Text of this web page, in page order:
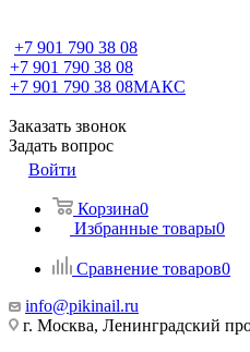
+7 901 790 38 08
+7 901 790 38 08
+7 901 790 38 08МАКС
Заказать звонок
Задать вопрос
Войти
Корзина0
Избранные товары0
Сравнение товаров0
info@pikinail.ru
г. Москва, Ленинградский